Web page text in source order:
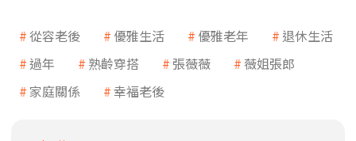
從容老後 優雅生活 優雅老年
退休生活
過年
熟齡穿搭 張薇薇
薇姐張郎
家庭關係
幸福老後